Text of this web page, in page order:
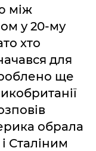
між
у 20-му
хто
для
ще
обрала
Сталіним